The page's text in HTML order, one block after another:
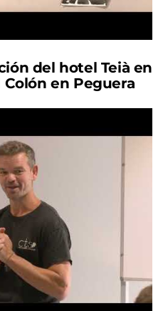
del hotel Teià en
en Peguera